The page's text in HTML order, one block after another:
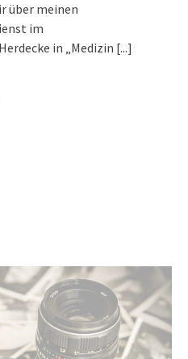
über meinen
im
in „Medizin [...]